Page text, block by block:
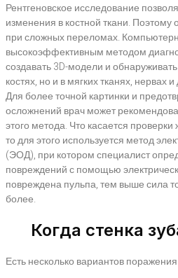
Рентгеновское исследование
изменения в костной ткани.
при сложных переломах.
высокоэффективным методом
создавать 3D-модели и
костях, но и в мягких тканях, нервах
Для более точной картинки и
осложнений врач может
этого метода. Что касается
то для этого используется метод
(ЭОД), при котором специалист
повреждений с помощью
повреждена пульпа, тем выше сила
более.
Когда стенка
Есть несколько вариантов